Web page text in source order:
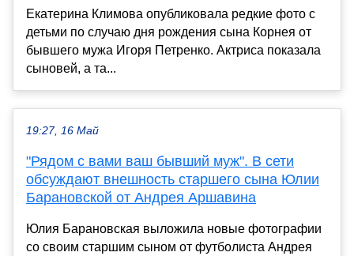
Екатерина Климова опубликовала редкие фото с
детьми по случаю дня рождения сына Корнея от
бывшего мужа Игоря Петренко. Актриса показала
сыновей, а та...
19:27, 16 Май
"Рядом с вами ваш бывший муж". В сети
обсуждают внешность старшего сына Юлии
Барановской от Андрея Аршавина
Юлия Барановская выложила новые фотографии
со своим старшим сыном от футболиста Андрея